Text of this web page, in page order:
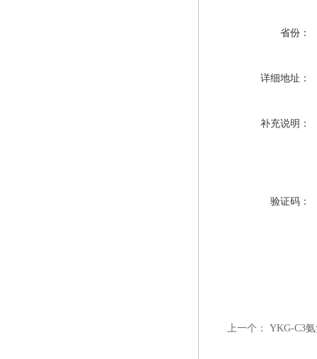
省份：
详细地址：
补充说明：
验证码：
上一个： YKG-C3